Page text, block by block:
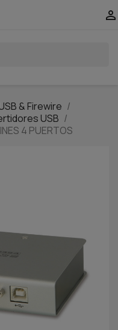

& Firewire
USB
4 PUERTOS